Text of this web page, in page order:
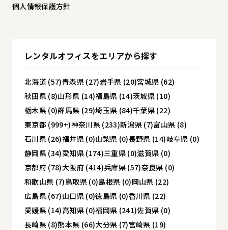
個人情報保護方針
レンタルオフィスをエリアから探す
北海道 (57)青森県 (27)岩手県 (20)宮城県 (62)
秋田県 (8)山形県 (14)福島県 (14)茨城県 (10)
栃木県 (0)群馬県 (29)埼玉県 (84)千葉県 (22)
東京都 (999+)神奈川県 (233)新潟県 (7)富山県 (8)
石川県 (26)福井県 (0)山梨県 (0)長野県 (14)岐阜県 (0)
静岡県 (34)愛知県 (174)三重県 (0)滋賀県 (0)
京都府 (78)大阪府 (414)兵庫県 (57)奈良県 (0)
和歌山県 (7)鳥取県 (0)島根県 (0)岡山県 (22)
広島県 (67)山口県 (0)徳島県 (0)香川県 (22)
愛媛県 (14)高知県 (0)福岡県 (241)佐賀県 (0)
長崎県 (8)熊本県 (66)大分県 (7)宮崎県 (19)